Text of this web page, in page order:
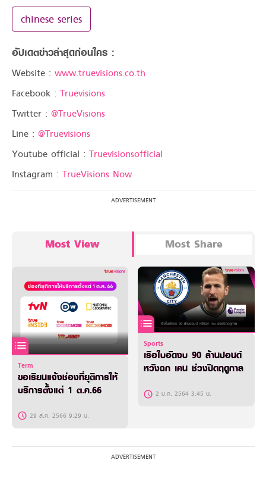
chinese series
อัปเดตข่าวล่าสุดก่อนใคร :
Website : www.truevisions.co.th
Facebook : Truevisions
Twitter : @TrueVisions
Line : @Truevisions
Youtube official : Truevisionsofficial
Instagram : TrueVisions Now
Most View Most Share
Term
ขอเรียนแจ้งช่องที่ยุติการให้
บริการตั้งแต่ 1 ต.ค.66
29 ส.ค. 2566 9:29 น.
Sports
เรือใบอัดงบ 90 ล้านปอนด์
หวังฉก เคน ช่วงปิดฤดูกาล
2 ม.ค. 2564 3:45 น.